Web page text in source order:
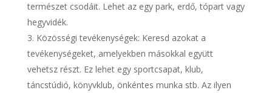
természet csodáit. Lehet az egy park, erdő, tópart vagy
hegyvidék.
Közösségi tevékenységek: Keresd azokat a
tevékenységeket, amelyekben másokkal együtt
vehetsz részt. Ez lehet egy sportcsapat, klub,
táncstúdió, könyvklub, önkéntes munka stb. Az ilyen